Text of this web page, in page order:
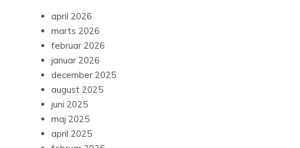
april 2026
marts 2026
februar 2026
januar 2026
december 2025
august 2025
juni 2025
maj 2025
april 2025